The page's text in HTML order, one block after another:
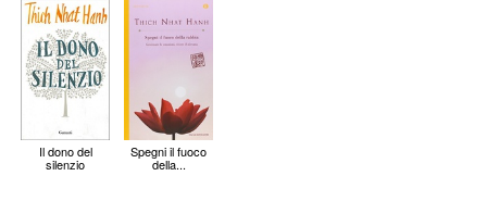
Il dono del
silenzio
Spegni il fuoco
della...